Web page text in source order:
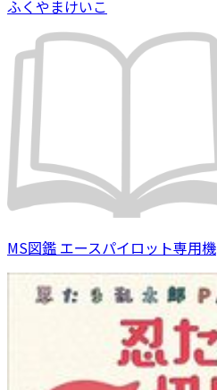
ふくやまけいこ
MS図鑑 エースパイロット専用機